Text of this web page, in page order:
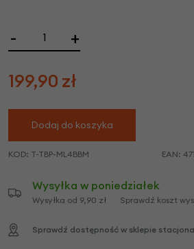
- +
199,90 zł
Dodaj do koszyka
KOD: T-TBP-ML4BBM EAN:
Wysyłka w poniedziałek
Wysyłka od 9,90 zł Sprawdź koszt
Sprawdź dostępność w sklepie